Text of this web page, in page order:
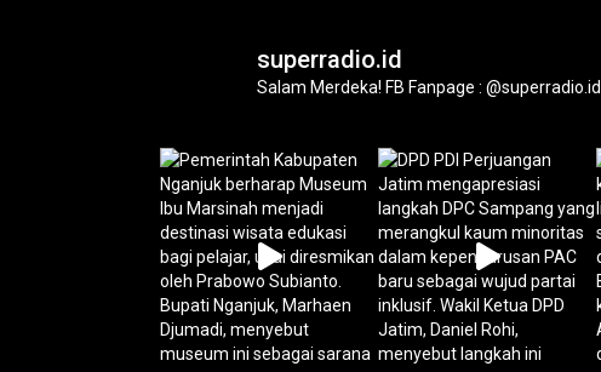
superradio.id
Salam Merdeka! FB Fanpage : @superradio.id